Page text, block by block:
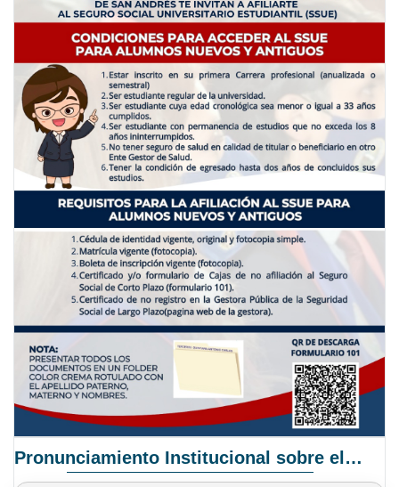
Pronunciamiento Institucional sobre el Proyecto de Ley N° 068/2025-2026 C.S.